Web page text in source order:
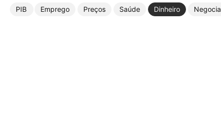
PIB Emprego Preços Saúde Dinheiro
Mais